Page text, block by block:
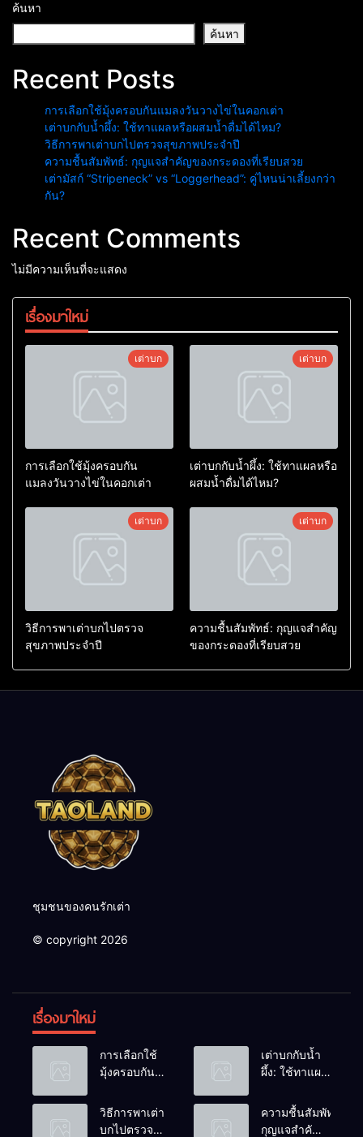
ค้นหา
ค้นหา
Recent Posts
การเลือกใช้มุ้งครอบกันแมลงวันวางไข่ในคอกเต่า
เต่าบกกับน้ำผึ้ง: ใช้ทาแผลหรือผสมน้ำดื่มได้ไหม?
วิธีการพาเต่าบกไปตรวจสุขภาพประจำปี
ความชื้นสัมพัทธ์: กุญแจสำคัญของกระดองที่เรียบสวย
เต่ามัสก์ “Stripeneck” vs “Loggerhead”: คู่ไหนน่าเลี้ยงกว่า
กัน?
Recent Comments
ไม่มีความเห็นที่จะแสดง
เรื่องมาใหม่
เต่าบก
การเลือกใช้มุ้งครอบกัน
แมลงวันวางไข่ในคอกเต่า
เต่าบก
เต่าบกกับน้ำผึ้ง: ใช้ทาแผลหรือ
ผสมน้ำดื่มได้ไหม?
เต่าบก
วิธีการพาเต่าบกไปตรวจ
สุขภาพประจำปี
เต่าบก
ความชื้นสัมพัทธ์: กุญแจสำคัญ
ของกระดองที่เรียบสวย
ชุมชนของคนรักเต่า
© copyright 2026
เรื่องมาใหม่
การเลือกใช้
มุ้งครอบกัน
วางไข่ในคอก
เต่า
เต่าบกกับน้ำ
ผึ้ง: ใช้ทาแผล
ดื่มได้ไหม?
วิธีการพาเต่า
บกไปตรวจ
ความชื้นสัมพัทธ์:
กุญแจสำคัญ